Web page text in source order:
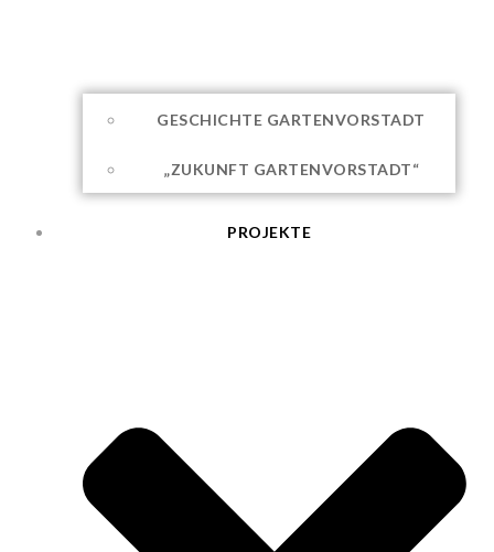
GESCHICHTE GARTENVORSTADT
„ZUKUNFT GARTENVORSTADT“
PROJEKTE